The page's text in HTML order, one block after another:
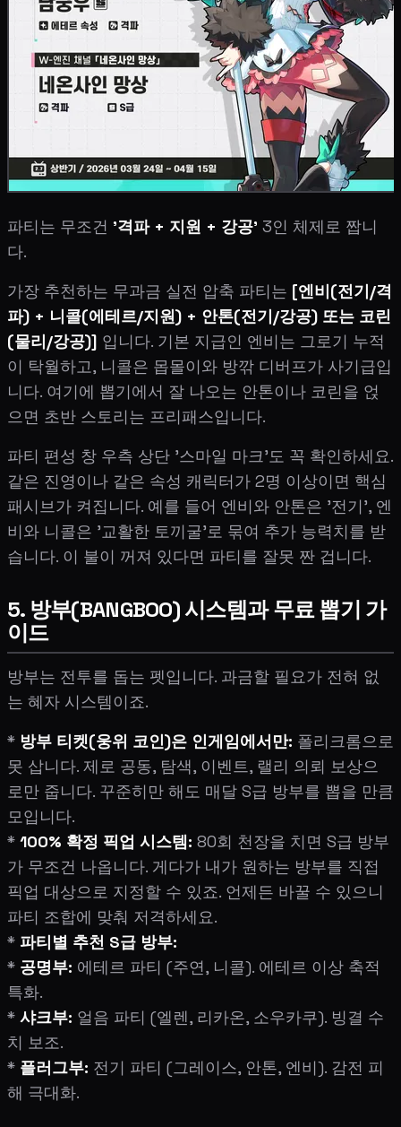
파티는 무조건 '격파 + 지원 + 강공' 3인 체제로 짭니
다.
가장 추천하는 무과금 실전 압축 파티는 [엔비(전기/격
파) + 니콜(에테르/지원) + 안톤(전기/강공) 또는 코린
(물리/강공)] 입니다. 기본 지급인 엔비는 그로기 누적
이 탁월하고, 니콜은 몹몰이와 방깎 디버프가 사기급입
니다. 여기에 뽑기에서 잘 나오는 안톤이나 코린을 얹
으면 초반 스토리는 프리패스입니다.
파티 편성 창 우측 상단 '스마일 마크'도 꼭 확인하세요.
같은 진영이나 같은 속성 캐릭터가 2명 이상이면 핵심
패시브가 켜집니다. 예를 들어 엔비와 안톤은 '전기', 엔
비와 니콜은 '교활한 토끼굴'로 묶여 추가 능력치를 받
습니다. 이 불이 꺼져 있다면 파티를 잘못 짠 겁니다.
5. 방부(BANGBOO) 시스템과 무료 뽑기 가
이드
방부는 전투를 돕는 펫입니다. 과금할 필요가 전혀 없
는 혜자 시스템이죠.
* 방부 티켓(웅위 코인)은 인게임에서만: 폴리크롬으로
못 삽니다. 제로 공동, 탐색, 이벤트, 랠리 의뢰 보상으
로만 줍니다. 꾸준히만 해도 매달 S급 방부를 뽑을 만큼
모입니다.
* 100% 확정 픽업 시스템: 80회 천장을 치면 S급 방부
가 무조건 나옵니다. 게다가 내가 원하는 방부를 직접
픽업 대상으로 지정할 수 있죠. 언제든 바꿀 수 있으니
파티 조합에 맞춰 저격하세요.
* 파티별 추천 S급 방부:
* 공명부: 에테르 파티 (주연, 니콜). 에테르 이상 축적
특화.
* 샤크부: 얼음 파티 (엘렌, 리카온, 소우카쿠). 빙결 수
치 보조.
* 플러그부: 전기 파티 (그레이스, 안톤, 엔비). 감전 피
해 극대화.